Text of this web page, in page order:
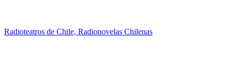
Radioteatros de Chile, Radionovelas Chilenas